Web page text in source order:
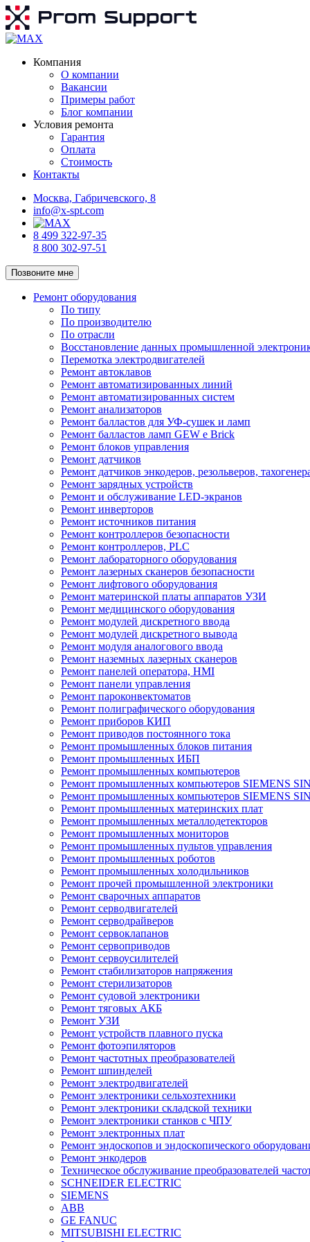
Компания
О компании
Вакансии
Примеры работ
Блог компании
Условия ремонта
Гарантия
Оплата
Стоимость
Контакты
Москва, Габричевского, 8
info@x-spt.com
8 499 322-97-35
8 800 302-97-51
Позвоните мне
Ремонт оборудования
По типу
По производителю
По отрасли
Восстановление данных промышленной
Перемотка электродвигателей
Ремонт автоклавов
Ремонт автоматизированных линий
Ремонт автоматизированных систем
Ремонт анализаторов
Ремонт балластов для УФ-сушек и ламп
Ремонт балластов ламп GEW e Brick
Ремонт блоков управления
Ремонт датчиков
Ремонт датчиков энкодеров, резольверов,
Ремонт зарядных устройств
Ремонт и обслуживание LED-экранов
Ремонт инверторов
Ремонт источников питания
Ремонт контроллеров безопасности
Ремонт контроллеров, PLC
Ремонт лабораторного оборудования
Ремонт лазерных сканеров безопасности
Ремонт лифтового оборудования
Ремонт материнской платы аппаратов УЗИ
Ремонт медицинского оборудования
Ремонт модулей дискретного ввода
Ремонт модулей дискретного вывода
Ремонт модуля аналогового ввода
Ремонт наземных лазерных сканеров
Ремонт панелей оператора, HMI
Ремонт панели управления
Ремонт пароконвектоматов
Ремонт полиграфического оборудования
Ремонт приборов КИП
Ремонт приводов постоянного тока
Ремонт промышленных блоков питания
Ремонт промышленных ИБП
Ремонт промышленных компьютеров
Ремонт промышленных компьютеров SIEMENS
Ремонт промышленных компьютеров SIEMENS
Ремонт промышленных материнских плат
Ремонт промышленных металлодетекторов
Ремонт промышленных мониторов
Ремонт промышленных пультов управления
Ремонт промышленных роботов
Ремонт промышленных холодильников
Ремонт прочей промышленной электроники
Ремонт сварочных аппаратов
Ремонт серводвигателей
Ремонт серводрайверов
Ремонт сервоклапанов
Ремонт сервоприводов
Ремонт сервоусилителей
Ремонт стабилизаторов напряжения
Ремонт стерилизаторов
Ремонт судовой электроники
Ремонт тяговых АКБ
Ремонт УЗИ
Ремонт устройств плавного пуска
Ремонт фотоэпиляторов
Ремонт частотных преобразователей
Ремонт шпинделей
Ремонт электродвигателей
Ремонт электроники сельхозтехники
Ремонт электроники складской техники
Ремонт электроники станков с ЧПУ
Ремонт электронных плат
Ремонт эндоскопов и эндоскопического
Ремонт энкодеров
Техническое обслуживание преобразователей
SCHNEIDER ELECTRIC
SIEMENS
ABB
GE FANUC
MITSUBISHI ELECTRIC